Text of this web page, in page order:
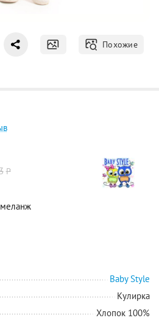
Похожие
Р
Baby Style
Кулирка
Хлопок 100%